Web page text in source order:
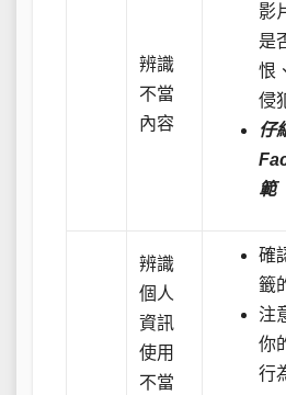
辨識
不當
內容
影
是
恨
侵
仔
範
辨識
個人
資訊
使用
不當
確
籤
注
你
行